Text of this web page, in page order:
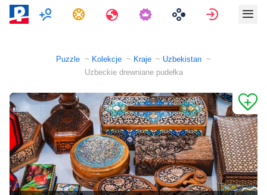
MultiplayerZadania Podróże Zaloguj
Puzzle Kolekcje Kraje
Uzbekistan
Uzbeckie drewniane pudełka